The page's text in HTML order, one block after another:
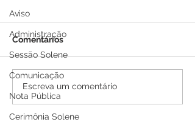
Aviso
Administração
Sessão Solene
Comunicação
Nota Pública
Cerimônia Solene
PE N°016/2025 - AVISO
DE ADIAMENTO
Comentários
Escreva um comentário